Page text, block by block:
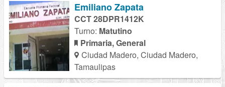
Emiliano Zapata
CCT 28DPR1412K
Turno: Matutino
Primaria, General
Ciudad Madero, Ciudad Madero,
Tamaulipas